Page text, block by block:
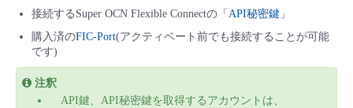
■ 基本構築ガイド
- クラウド / サーバー
接続するSuper OCN Flexible Connectの「 API秘密鍵 」
購入済のFIC-Port(アクティベート前でも接続することが可能
です)
注釈
API鍵、API秘密鍵を取得するアカウントは、